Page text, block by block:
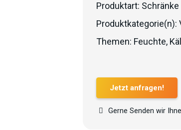
Produktart: Schränke
Produktkategorie(n):
Themen: Feuchte,
Jetzt anfragen!
Gerne Senden wir